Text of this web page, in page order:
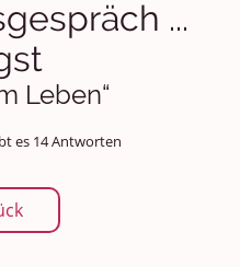
...
Leben“
es 14 Antworten